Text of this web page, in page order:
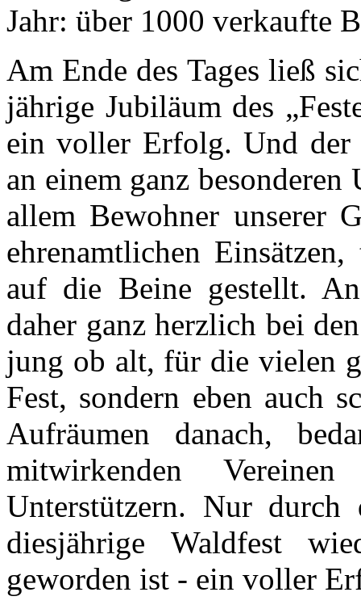
Jahr: über 1000 verkaufte
Am Ende des Tages ließ
jährige Jubiläum des
ein voller Erfolg. Und der
an einem ganz
allem Bewohner unserer
ehrenamtlichen
auf die Beine gestellt.
daher ganz herzlich bei
jung ob alt, für die vielen
Fest, sondern eben auch
Aufräumen danach,
mitwirkenden
Unterstützern. Nur durch
diesjährige Waldfest
geworden ist - ein voller